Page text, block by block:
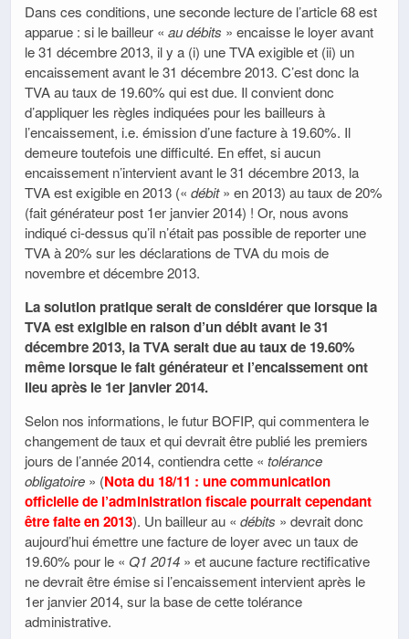
Dans ces conditions, une seconde lecture de l’article 68 est
apparue : si le bailleur « au débits » encaisse le loyer avant
le 31 décembre 2013, il y a (i) une TVA exigible et (ii) un
encaissement avant le 31 décembre 2013. C’est donc la
TVA au taux de 19.60% qui est due. Il convient donc
d’appliquer les règles indiquées pour les bailleurs à
l’encaissement, i.e. émission d’une facture à 19.60%. Il
demeure toutefois une difficulté. En effet, si aucun
encaissement n’intervient avant le 31 décembre 2013, la
TVA est exigible en 2013 (« débit» en 2013) au taux de 20%
(fait générateur post 1er janvier 2014) ! Or, nous avons
indiqué ci-dessus qu’il n’était pas possible de reporter une
TVA à 20% sur les déclarations de TVA du mois de
novembre et décembre 2013.
La solution pratique serait de considérer que lorsque la
TVA est exigible en raison d’un débit avant le 31
décembre 2013, la TVA serait due au taux de 19.60%
même lorsque le fait générateur et l’encaissement ont
lieu après le 1er janvier 2014.
Selon nos informations, le futur BOFIP, qui commentera le
changement de taux et qui devrait être publié les premiers
jours de l’année 2014, contiendra cette « tolérance
obligatoire » (Nota du 18/11 : une communication
officielle de l’administration fiscale pourrait cependant
être faite en 2013). Un bailleur au « débits » devrait donc
aujourd’hui émettre une facture de loyer avec un taux de
19.60% pour le « Q1 2014 » et aucune facture rectificative
ne devrait être émise si l’encaissement intervient après le
1er janvier 2014, sur la base de cette tolérance
administrative.